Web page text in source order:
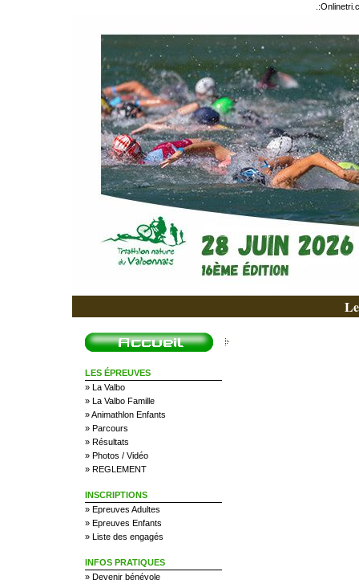
.:
LES ÉPREUVES
» La Valbo
» La Valbo Famille
»Animathlon Enfants
» Parcours
» Résultats
» Photos / Vidéo
» REGLEMENT
INSCRIPTIONS
» Epreuves Adultes
» Epreuves Enfants
» Liste des engagés
INFOS PRATIQUES
» Devenir bénévole